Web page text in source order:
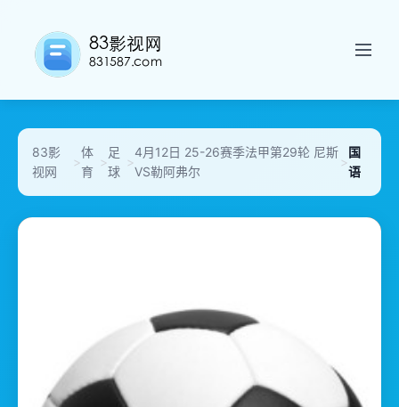
83影
视网
>
体
育
>
足
球
>
4月12日 25-26赛季法甲第29轮 尼斯
VS勒阿弗尔
>
国
语